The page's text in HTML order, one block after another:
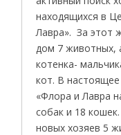
находящихся в
Лавра». За этот
дом 7 животных,
котенка-
кот. В
«Флора и Лавра
собак и 18
новых хозяев 5